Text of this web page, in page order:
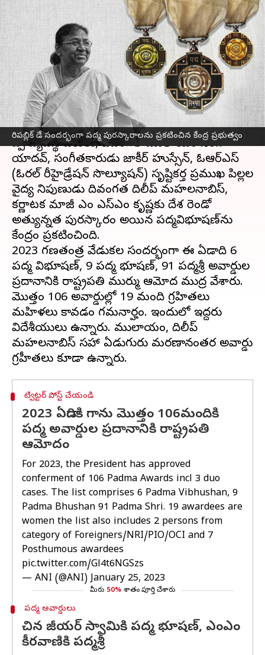
రిపబ్లిక్‌ డే సందర్భంగా పద్మ పురస్కారాలను ప్రకటించిన కేంద్ర ప్రభుత్వం
padma awards 2023: ములాయం,
ఎస్ఎం కృష్ణ, మహలనాబిస్‌కు పద్మ
విభూషణ్- 106 మందిని వరించిన
పద్మ అవార్డులు
Stalin Jan 25, 2023 10:30 pm
ఈ వార్తాకథనం ఏంటి
ఎస్పీ వ్యవస్థాపకులు, దివంగత ములాయం సింగ్
యాదవ్, సంగీతకారుడు జాకీర్ హుస్సేన్, ఓఆర్‌ఎస్
(ఓరల్ రీహైడ్రేషన్ సొల్యూషన్) సృష్టికర్త ప్రముఖ పిల్లల
వైద్య నిపుణుడు దివంగత దిలీప్ మహలనాబిస్‌,
కర్ణాటక మాజీ సీఎం ఎస్ఎం కృష్ణకు దేశ రెండో
అత్యున్నత పురస్కారం అయిన పద్మవిభూషణ్‌ను
కేంద్రం ప్రకటించింది.
2023 గణతంత్ర వేడుకల సందర్భంగా ఈ ఏడాది 6
పద్మ విభూషణ్, 9 పద్మ భూషణ్, 91 పద్మశ్రీ అవార్డుల
ప్రదానానికి రాష్ట్రపతి ముర్ము ఆమోద ముద్ర వేశారు.
మొత్తం 106 అవార్డుల్లో 19 మంది గ్రహితలు
మహిళలు కావడం గమనార్హం. ఇందులో ఇద్దరు
విదేశీయులు ఉన్నారు. ములాయం, దిలీప్
మహలనాబిస్‌ సహా ఏడుగురు మరణానంతర అవార్డు
ట్విట్టర్ పోస్ట్ చేయండి
2023 ఏడాదికి గాను మొత్తం 106మందికి
పద్మ అవార్డుల ప్రదానానికి రాష్ట్రపతి
ఆమోదం
For 2023, the President has approved
conferment of 106 Padma Awards incl 3 duo
cases. The list comprises 6 Padma Vibhushan, 9
Padma Bhushan 91 Padma Shri. 19 awardees are
women the list also includes 2 persons from
category of Foreigners/NRI/PIO/OCI and 7
Posthumous awardees
pic.twitter.com/Gl4t6NGSzs
— ANI (@ANI)January 25, 2023
మీరు 50% శాతం పూర్తి చేశారు
పద్మ అవార్డులు
చిన జీయర్ స్వామికి పద్మ భూషణ్, ఎంఎం
కీరవాణికి పద్మశ్రీ